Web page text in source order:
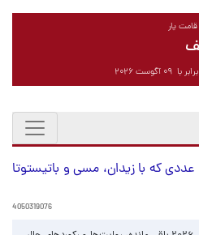
یار
تا آغاز جام جهانی ۲۰۲۶؛ عددی که با زیدان، مسی و باتیستوتا
4050319076